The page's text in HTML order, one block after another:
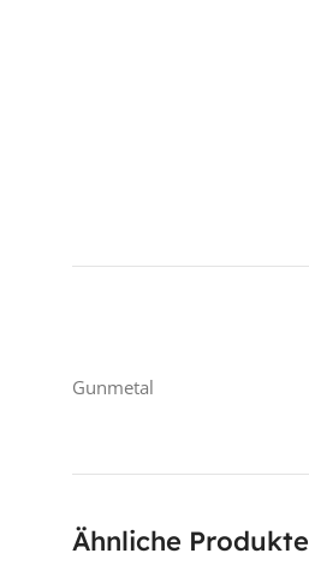
Gunmetal
Ähnliche Produkte